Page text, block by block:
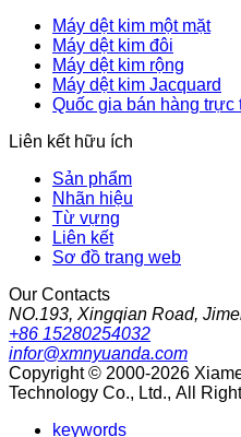
Máy dệt kim một mặt
Máy dệt kim đôi
Máy dệt kim rộng
Máy dệt kim Jacquard
Quốc gia bán hàng trực
Liên kết hữu ích
Sản phẩm
Nhãn hiệu
Từ vựng
Liên kết
Sơ đồ trang web
Our Contacts
NO.193, Xingqian Road,
+86 15280254032
infor@xmnyuanda.com
Copyright © 2000-2026
Technology Co., Ltd., All
keywords